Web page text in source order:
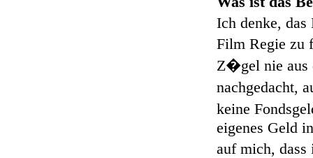
Ich denke, das
Film Regie zu
Z�gel nie aus
nachgedacht,
keine
eigenes Geld
auf mich,